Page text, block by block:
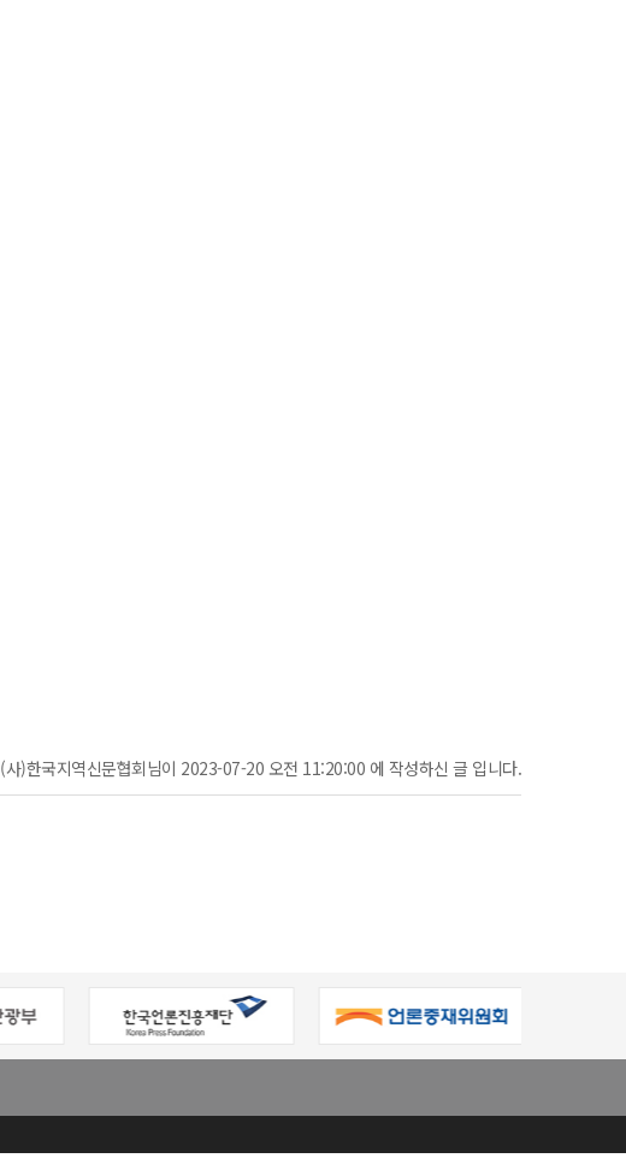
(사)한국지역신문협회님이 2023-07-20 오전 11:20:00 에 작성하신 글 입니다.